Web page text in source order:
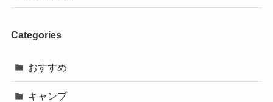
Categories
おすすめ
キャンプ